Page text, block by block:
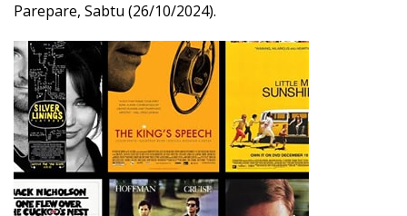
Parepare, Sabtu (26/10/2024).